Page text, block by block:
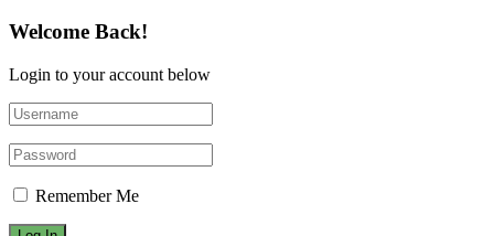
Welcome Back!
Login to your account below
Remember Me